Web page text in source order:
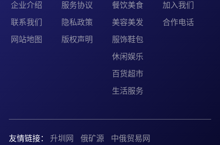
企业介绍
联系我们
网站地图
服务协议
隐私政策
版权声明
餐饮美食
美容美发
服饰鞋包
休闲娱乐
百货超市
生活服务
加入我们
合作电话
友情链接： 升圳网 俄矿源 中俄贸易网